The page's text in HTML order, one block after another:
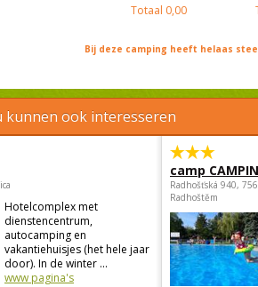
Totaal 0,00
Bij deze camping heeft helaas
kunnen ook interesseren
Hotelcomplex met
dienstencentrum,
autocamping en
vakantiehuisjes (het hele jaar
door). In de winter ...
www pagina's
camp
Radhošťská 940,
Radhoštěm